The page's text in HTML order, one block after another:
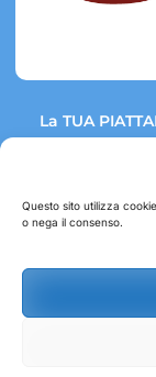
Questo sito utilizza
o nega il consenso.
La TUA
Link